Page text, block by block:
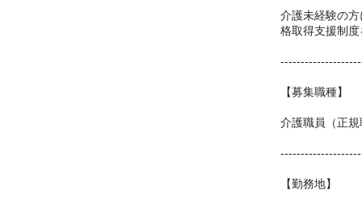
介護未経験の
格取得支援制
【募集職種】
介護職員（正
【勤務地】